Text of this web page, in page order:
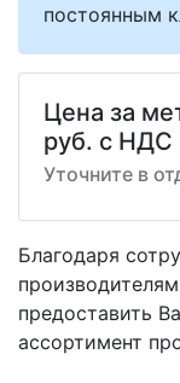
постоянным
Цена за
руб. с НДС
Уточните в
Благодаря
предоставить
ассортимент